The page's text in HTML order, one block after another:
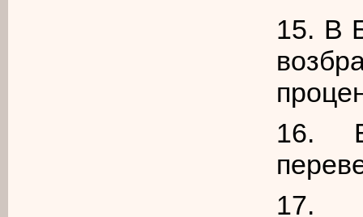
15. В
16.
17.